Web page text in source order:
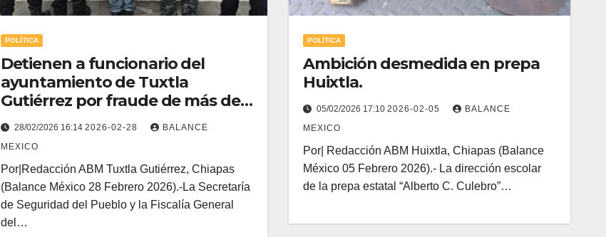
POLÍTICA
Detienen a funcionario del
ayuntamiento de Tuxtla
Gutiérrez por fraude de más de 2
millones de pesos
28/02/2026 16:14 2026-02-28
BALANCE
MEXICO
Por|Redacción ABM Tuxtla Gutiérrez, Chiapas
(Balance México 28 Febrero 2026).-La Secretaría
de Seguridad del Pueblo y la Fiscalía General
del…
POLÍTICA
Ambición desmedida en prepa
Huixtla.
05/02/2026 17:102026-02-05
BALANCE
MEXICO
Por| Redacción ABM Huixtla, Chiapas (Balance
México 05 Febrero 2026).- La dirección escolar
de la prepa estatal “Alberto C. Culebro”…